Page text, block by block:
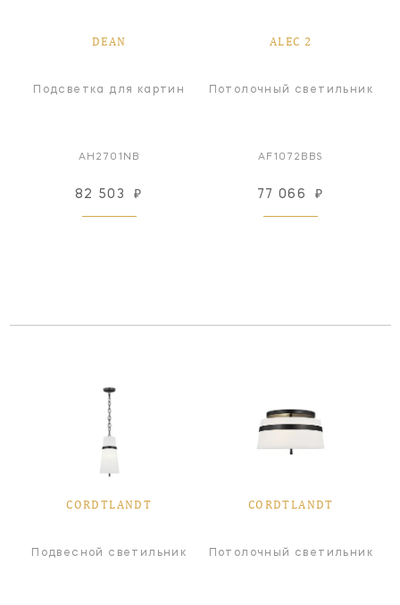
DEAN
Подсветка для картин
AH2701NB
82 503 ₽
ALEC 2
Потолочный светильник
AF1072BBS
77 066 ₽
CORDTLANDT
Подвесной светильник
CORDTLANDT
Потолочный светильник